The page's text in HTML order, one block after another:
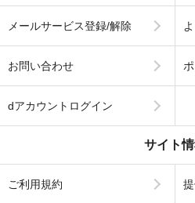
メールサービス登録/解除
お問い合わせ
dアカウントログイン
サイト
ご利用規約